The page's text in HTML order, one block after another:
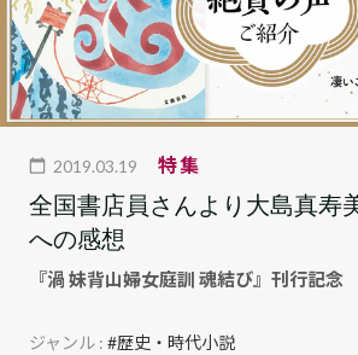
2019.03.19 特集
全国書店員さんより大島真寿
への感想
『渦 妹背山婦女庭訓 魂結び』刊行記念
ジャンル :#歴史・時代小説